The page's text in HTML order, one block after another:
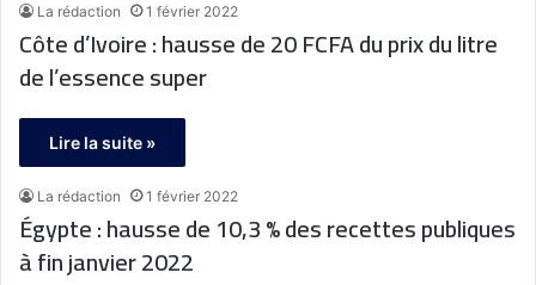
La rédaction 1 février 2022
Côte d’Ivoire : hausse de 20 FCFA du prix du litre
de l’essence super
Lire la suite »
La rédaction 1 février 2022
Égypte : hausse de 10,3 % des recettes publiques
à fin janvier 2022